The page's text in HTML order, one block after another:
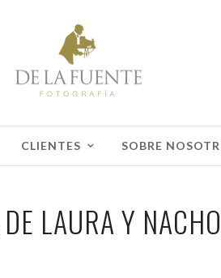
CLIENTES SOBRE
LAURA Y NACHO